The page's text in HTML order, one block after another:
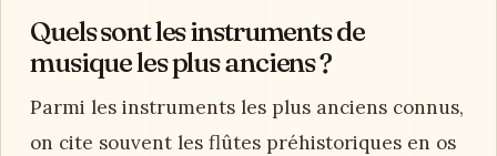
Quels sont les instruments de
musique les plus anciens ?
Parmi les instruments les plus anciens connus,
on cite souvent les flûtes préhistoriques en os